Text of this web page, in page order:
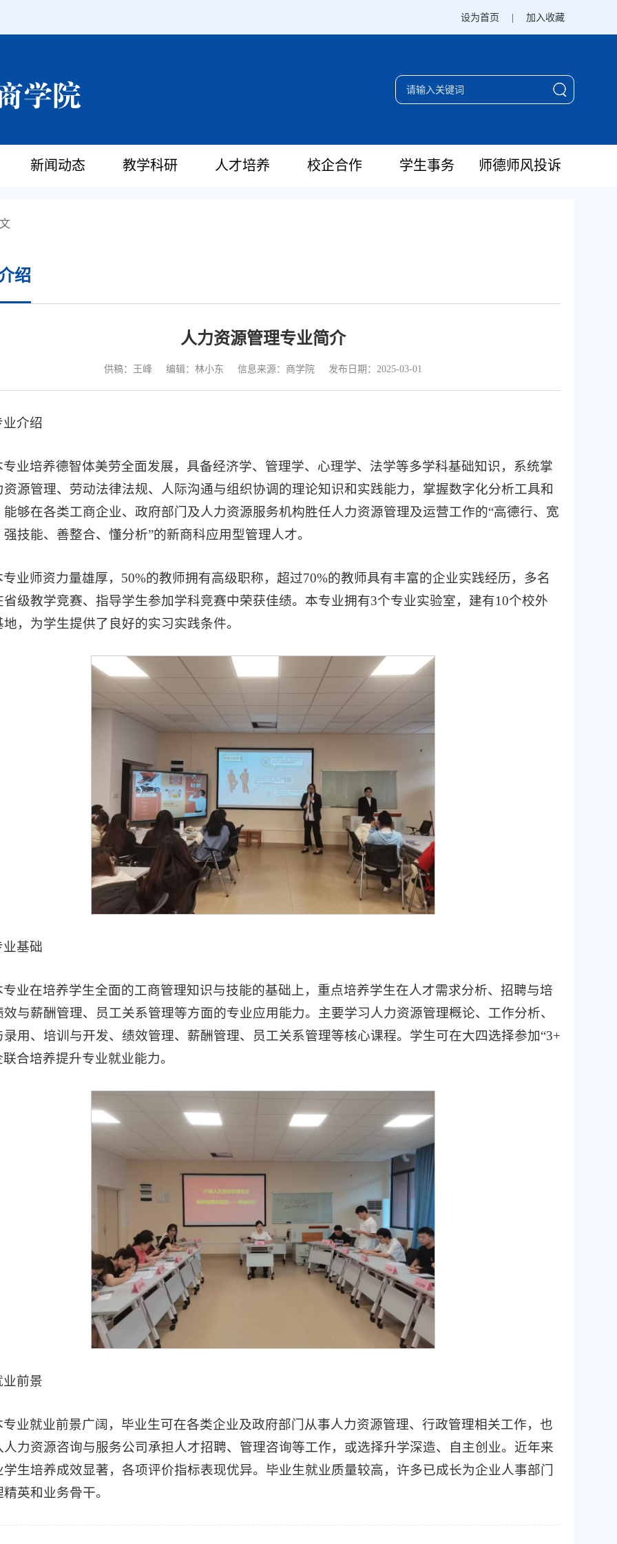
设为首页 加入收藏
新闻动态 教学科研 人才培养 校企合作 学生事务 师德师风投诉
绍
人力资源管理专业简介
供稿：王峰 编辑：林小东 信息来源：商学院 发布日期：2025-03-01
业介绍
专业培养德智体美劳全面发展，具备经济学、管理学、心理学、法学等多学科基础知识，系统掌
资源管理、劳动法律法规、人际沟通与组织协调的理论知识和实践能力，掌握数字化分析工具和
能够在各类工商企业、政府部门及人力资源服务机构胜任人力资源管理及运营工作的“高德行、宽
技能、善整合、懂分析”的新商科应用型管理人才。
专业师资力量雄厚，50%的教师拥有高级职称，超过70%的教师具有丰富的企业实践经历，多名
省级教学竞赛、指导学生参加学科竞赛中荣获佳绩。本专业拥有3个专业实验室，建有10个校外
，为学生提供了良好的实习实践条件。
业基础
专业在培养学生全面的工商管理知识与技能的基础上，重点培养学生在人才需求分析、招聘与培
效与薪酬管理、员工关系管理等方面的专业应用能力。主要学习人力资源管理概论、工作分析、
录用、培训与开发、绩效管理、薪酬管理、员工关系管理等核心课程。学生可在大四选择参加“3+
联合培养提升专业就业能力。
业前景
专业就业前景广阔，毕业生可在各类企业及政府部门从事人力资源管理、行政管理相关工作，也
人力资源咨询与服务公司承担人才招聘、管理咨询等工作，或选择升学深造、自主创业。近年来
学生培养成效显著，各项评价指标表现优异。毕业生就业质量较高，许多已成长为企业人事部门
英和业务骨干。